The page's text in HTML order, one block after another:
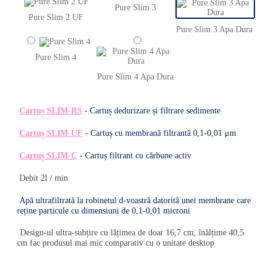
Cartuș SLIM-RS - Cartuș dedurizare și filtrare sedimente
Cartuș SLIM-UF - Cartuș cu membrană filtrantă 0,1-0,01 μm
Cartuș SLIM-C - Cartuș filtrant cu cărbune activ
Debit 2l / min
Apă ultrafiltrată la robinetul d-voastră datorită unei membrane care
reține particule cu dimensiuni de 0,1-0,01 microni
Design-ul ultra-subțire cu lățimea de doar 16,7 cm, înălțime 40,5
cm fac produsul mai mic comparativ cu o unitate desktop
Pure Slim 2 UF
Pure Slim 3
Pure Slim 3 Apa Dura
Pure Slim 4
Pure Slim 4 Apa Dura